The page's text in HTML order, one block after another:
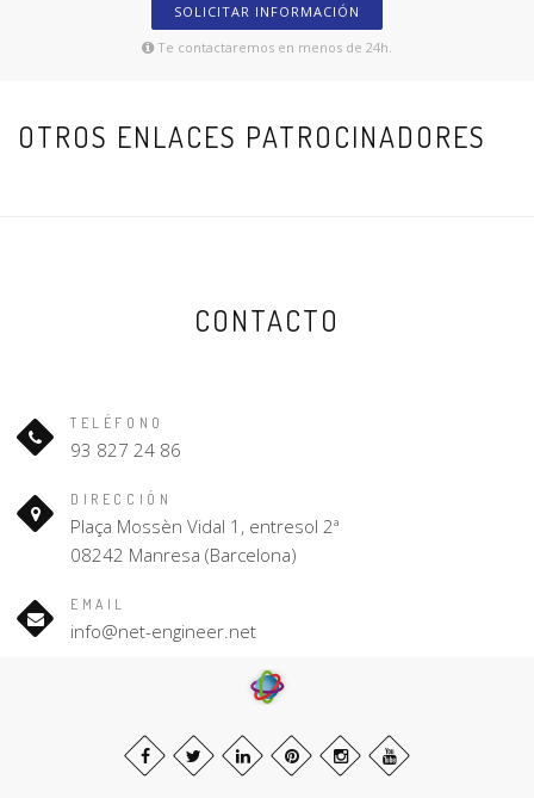
SOLICITAR INFORMACIÓN
Te contactaremos en menos de 24h.
OTROS ENLACES PATROCINADORES
CONTACTO
TELÉFONO
93 827 24 86
DIRECCIÓN
Plaça Mossèn Vidal 1, entresol 2ª
08242 Manresa (Barcelona)
EMAIL
info@net-engineer.net